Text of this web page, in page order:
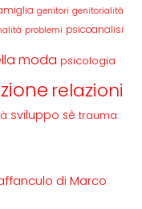
genitori genitorialità
problemi psicoanalisi
moda psicologia
relazioni
sviluppo sè trauma
di Marco